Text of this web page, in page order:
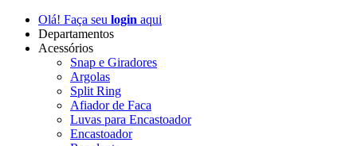
Olá! Faça seu login aqui
Departamentos
Acessórios
Snap e Giradores
Argolas
Split Ring
Afiador de Faca
Luvas para Encastoador
Encastoador